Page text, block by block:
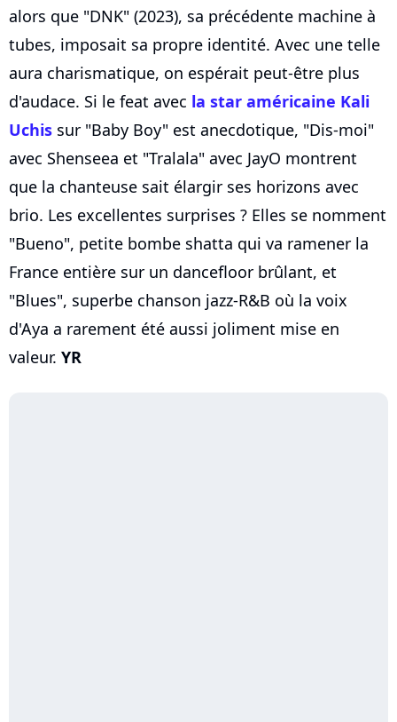
alors que "DNK" (2023), sa précédente machine à
tubes, imposait sa propre identité. Avec une telle
aura charismatique, on espérait peut-être plus
d'audace. Si le feat avec la star américaine Kali
Uchis sur "Baby Boy" est anecdotique, "Dis-moi"
avec Shenseea et "Tralala" avec JayO montrent
que la chanteuse sait élargir ses horizons avec
brio. Les excellentes surprises ? Elles se nomment
"Bueno", petite bombe shatta qui va ramener la
France entière sur un dancefloor brûlant, et
"Blues", superbe chanson jazz-R&B où la voix
d'Aya a rarement été aussi joliment mise en
valeur. YR